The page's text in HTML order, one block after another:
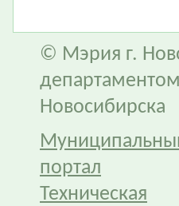
© Мэрия г.
Новосибирска
портал
Техническая